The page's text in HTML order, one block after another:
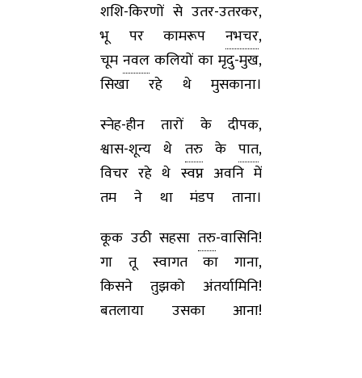
शशि-किरणों से उतर-उतरकर,
भू पर कामरूप नभचर,
चूम नवल कलियों का मृदु-मुख,
सिखा रहे थे मुसकाना।
स्नेह-हीन तारों के दीपक,
श्वास-शून्य थे तरुके पात,
विचर रहे थे स्वप्न अवनि में
तम ने था मंडप ताना।
कूक उठी सहसा तरु-वासिनि!
गा तू स्वागत का गाना,
किसने तुझको अंतर्यामिनि!
बतलाया उसका आना!